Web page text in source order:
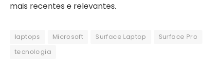
mais recentes e relevantes.
laptops Microsoft Surface Laptop
Surface Pro
tecnologia